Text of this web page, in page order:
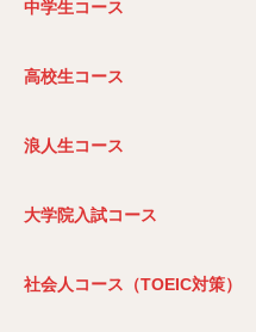
中学生コース
高校生コース
浪人生コース
大学院入試コース
社会人コース（TOEIC対策）